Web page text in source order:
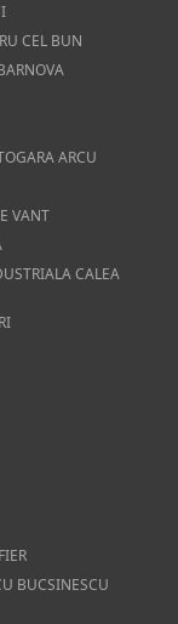
CEL BUN
ARCU
VANT
CALEA
BUCSINESCU